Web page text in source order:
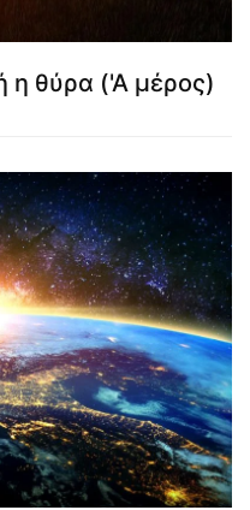
η θύρα ('Α μέρος)